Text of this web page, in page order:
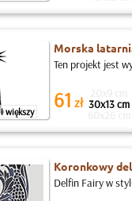
większy
Morska
Ten projekt jest
61 zł 30x13 cm
Koronkowy
Delfin Fairy w